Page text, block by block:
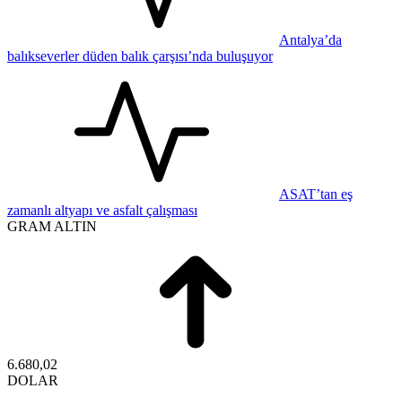
Antalya’da
balıkseverler düden balık çarşısı’nda buluşuyor
ASAT’tan eş
zamanlı altyapı ve asfalt çalışması
GRAM ALTIN
6.680,02
DOLAR